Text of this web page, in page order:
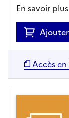
En savoir
Accès en